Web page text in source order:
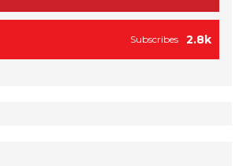
2.8k
Subscribes